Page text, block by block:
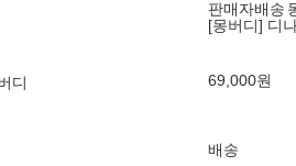
디
판매자배송
[몽버디] 디
69,000원
배송